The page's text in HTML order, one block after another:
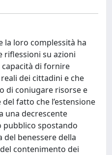
la loro complessità ha
riflessioni su azioni
capacità di fornire
dei cittadini e che
di coniugare risorse e
fatto che l’estensione
una decrescente
pubblico spostando
del benessere della
contenimento dei